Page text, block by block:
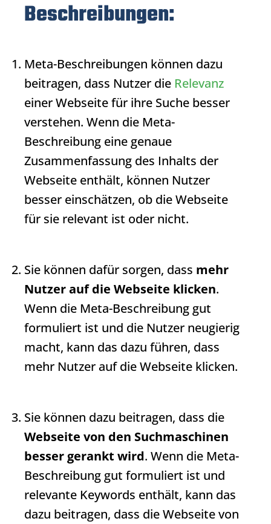
Beschreibungen:
Meta-Beschreibungen können dazu
beitragen, dass Nutzer die Relevanz
einer Webseite für ihre Suche besser
verstehen. Wenn die Meta-
Beschreibung eine genaue
Zusammenfassung des Inhalts der
Webseite enthält, können Nutzer
besser einschätzen, ob die Webseite
für sie relevant ist oder nicht.
Sie können dafür sorgen, dass mehr
Nutzer auf die Webseite klicken.
Wenn die Meta-Beschreibung gut
formuliert ist und die Nutzer neugierig
macht, kann das dazu führen, dass
mehr Nutzer auf die Webseite klicken.
Sie können dazu beitragen, dass die
Webseite von den Suchmaschinen
besser gerankt wird. Wenn die Meta-
Beschreibung gut formuliert ist und
relevante Keywords enthält, kann das
dazu beitragen, dass die Webseite von